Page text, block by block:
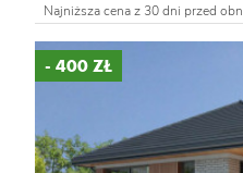
Najniższa cena z 30 dni przed
- 400 ZŁ